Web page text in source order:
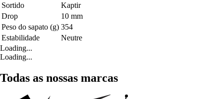
Sortido
Kaptir
Drop
10 mm
Peso do sapato (g) 354
Estabilidade
Neutre
Loading...
Loading...
Todas as nossas marcas